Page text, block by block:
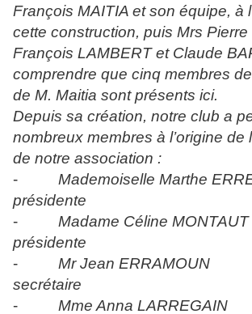
François MAITIA et son équipe, à
cette construction, puis Mrs Pierre
François LAMBERT et Claude
comprendre que cinq membres
de M. Maitia sont présents ici.
Depuis sa création, notre club a
nombreux membres à l’origine de
de notre association :
- Mademoiselle Marthe
présidente
- Madame Céline
présidente
- Mr Jean
secrétaire
- Mme Anna